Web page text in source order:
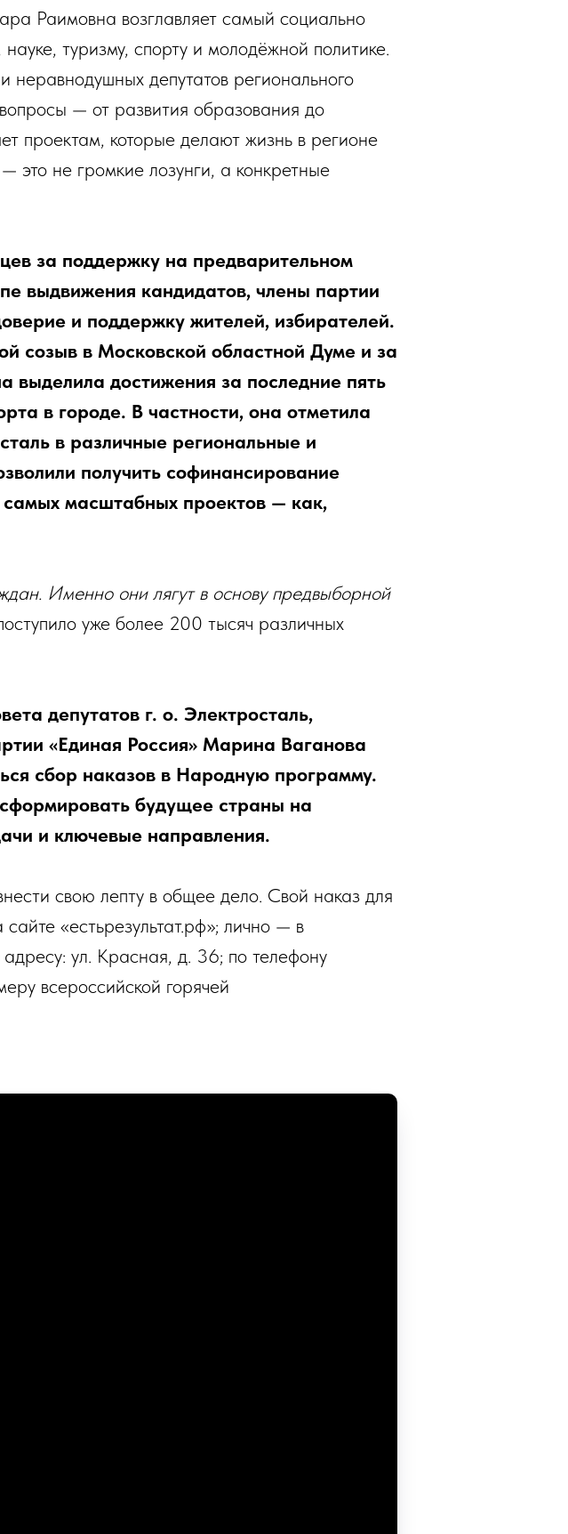
Раимовна возглавляет самый социально
туризму, спорту и молодёжной политике.
депутатов регионального
— от развития образования до
проектам, которые делают жизнь в регионе
не громкие лозунги, а конкретные
за поддержку на предварительном
выдвижения кандидатов, члены партии
и поддержку жителей, избирателей.
созыв в Московской областной Думе и за
выделила достижения за последние пять
в городе. В частности, она отметила
в различные региональные и
получить софинансирование
масштабных проектов — как,
Именно они лягут в основу предвыборной
уже более 200 тысяч различных
депутатов г. о. Электросталь,
«Единая Россия» Марина Ваганова
сбор наказов в Народную программу.
будущее страны на
и ключевые направления.
свою лепту в общее дело. Свой наказ для
«естьрезультат.рф»; лично — в
ул. Красная, д. 36; по телефону
всероссийской горячей